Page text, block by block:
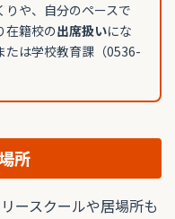
や、自分のペースで
在籍校の出席扱いにな
たは学校教育課（0536-
所
ースクールや居場所も